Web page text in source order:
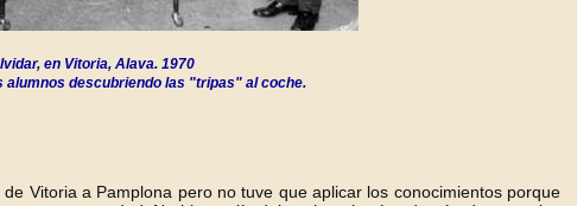
en Vitoria, Alava. 1970
alumnos descubriendo las "tripas" al coche.
Vitoria a Pamplona pero no tuve que aplicar los conocimientos porque